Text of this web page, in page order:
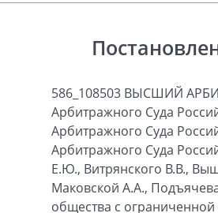
586_108503 ВЫСШИЙ
Арбитражного Суда
Арбитражного Суда
Арбитражного Суда
Е.Ю., Витрянского В.В.,
Маковской А.А.,
общества с